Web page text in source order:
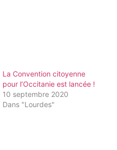
La Convention citoyenne
pour l’Occitanie est lancée !
10 septembre 2020
Dans "Lourdes"